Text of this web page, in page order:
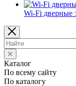
Wi-Fi дверные
Каталог
По всему сайту
По каталогу